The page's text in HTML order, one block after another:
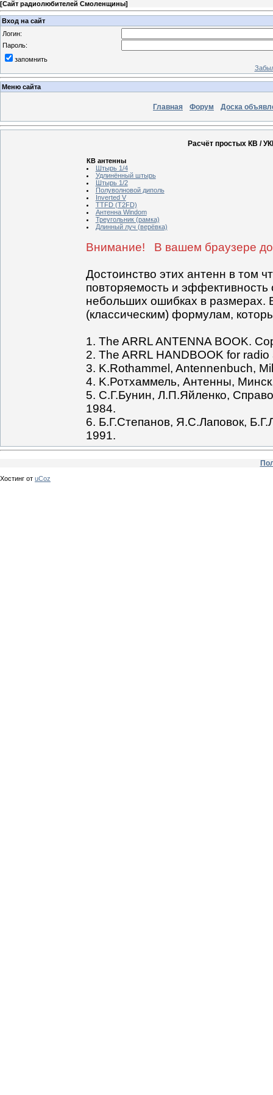
[Сайт радиолюбителей Смоленщины]
Вход на сайт
Логин:
Пароль:
запомнить
Меню сайта
Главная Форум Доска
Расчёт простых КВ /
КВ антенны
Штырь 1/4
Удлинённый штырь
Штырь 1/2
Полуволновой диполь
Inverted V
TTFD (T2FD)
Антенна Windom
Треугольник (рамка)
Длинный луч (верёвка)
Внимание! В вашем браузере
Достоинство этих антенн в том
повторяемость и
небольших ошибках в размерах.
(классическим) формулам,
1. The ARRL ANTENNA BOOK.
2. The ARRL HANDBOOK for
3. K.Rothammel, Antennenbuch,
4. K.Ротхаммель, Антенны,
5. С.Г.Бунин, Л.П.Яйленко,
1984.
6. Б.Г.Степанов, Я.С.Лаповок,
1991.
Хостинг от uCoz